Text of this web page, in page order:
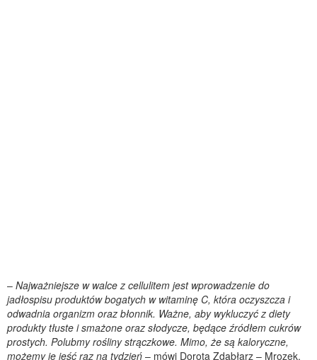
– Najważniejsze w walce z cellulitem jest wprowadzenie do
jadłospisu produktów bogatych w witaminę C, która oczyszcza i
odwadnia organizm oraz błonnik. Ważne, aby wykluczyć z diety
produkty tłuste i smażone oraz słodycze, będące źródłem cukrów
prostych. Polubmy rośliny strączkowe. Mimo, że są kaloryczne,
możemy je jeść raz na tydzień – mówi Dorota Zdąbłarz – Mrozek,